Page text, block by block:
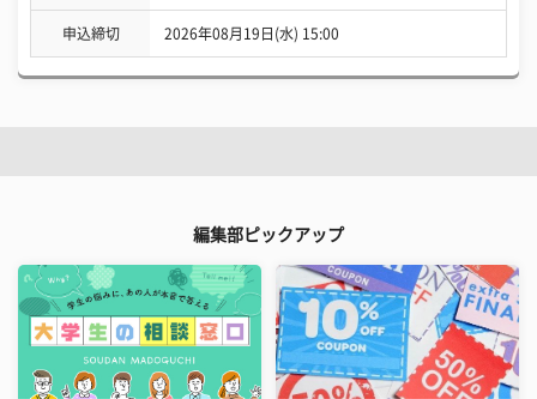
申込締切 2026年08月19日(水) 15:00
編集部ピックアップ